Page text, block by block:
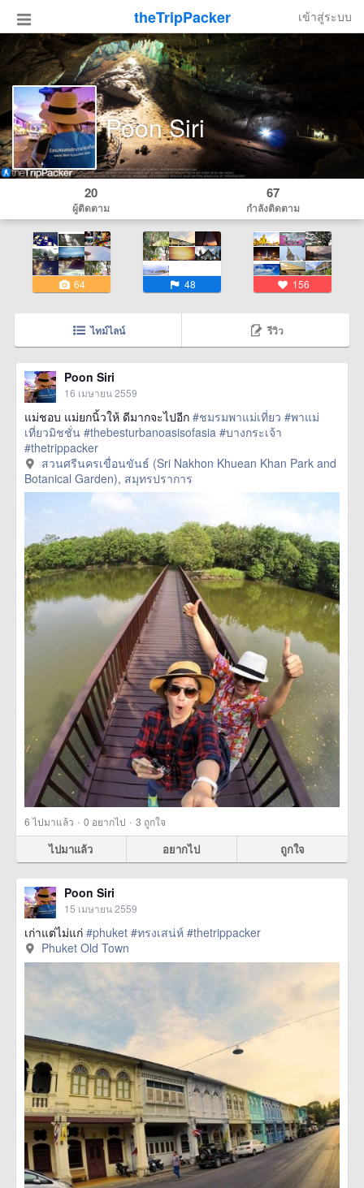
theTripPacker เข้าสู่ระบบ
Poon Siri
20
ผู้ติดตาม
67
กำลังติดตาม
64 48 156
ไทม์ไลน์ รีวิว
Poon Siri
16 เมษายน 2559
แม่ชอบ แม่ยกนิ้วให้ ดีมากจะไปอีก #ชมรมพาแม่เที่ยว #พาแม่
เที่ยวมิชชั่น #thebesturbanoasisofasia #บางกระเจ้า
#thetrippacker
สวนศรีนครเขื่อนขันธ์ (Sri Nakhon Khuean Khan Park and
Botanical Garden), สมุทรปราการ
6ไปมาแล้ว · 0 อยากไป · 3 ถูกใจ
ไปมาแล้ว อยากไป ถูกใจ
Poon Siri
15 เมษายน 2559
เก่าแต่ไม่แก่ #phuket #ทรงเสน่ห์ #thetrippacker
Phuket Old Town